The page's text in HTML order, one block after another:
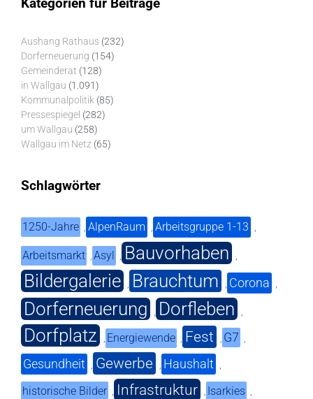
Aushang Rathaus (232)
Dorferneuerung (154)
Gemeinderat (128)
in Wallgau (1.091)
Kommunalpolitik (85)
Pressespiegel (282)
um Wallgau (258)
Wallgau im Netz (65)
Schlagwörter
1250-Jahre , AlpenRaum , Arbeitsgruppe 1-13 ,
Arbeitsmarkt ,Asyl , Bauvorhaben ,
Bildergalerie , Brauchtum , Corona ,
Dorferneuerung , Dorfleben ,
Dorfplatz , Energiewende , Fest , G7 ,
Gesundheit , Gewerbe , Haushalt ,
historische Bilder , Infrastruktur , Isarkies ,